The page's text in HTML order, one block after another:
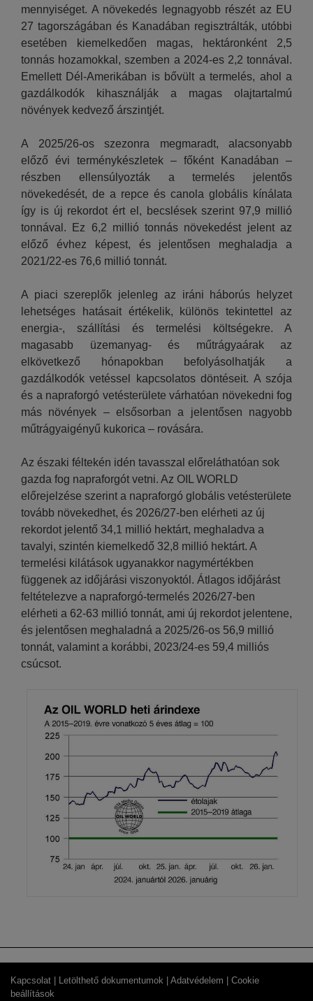
mennyiséget. A növekedés legnagyobb részét az EU
27 tagországában és Kanadában regisztrálták, utóbbi
esetében kiemelkedően magas, hektáronként 2,5
tonnás hozamokkal, szemben a 2024-es 2,2 tonnával.
Emellett Dél-Amerikában is bővült a termelés, ahol a
gazdálkodók kihasználják a magas olajtartalmú
növények kedvező árszintjét.
A 2025/26-os szezonra megmaradt, alacsonyabb
előző évi terménykészletek – főként Kanadában –
részben ellensúlyozták a termelés jelentős
növekedését, de a repce és canola globális kínálata
így is új rekordot ért el, becslések szerint 97,9 millió
tonnával. Ez 6,2 millió tonnás növekedést jelent az
előző évhez képest, és jelentősen meghaladja a
2021/22-es 76,6 millió tonnát.
A piaci szereplők jelenleg az iráni háborús helyzet
lehetséges hatásait értékelik, különös tekintettel az
energia-, szállítási és termelési költségekre. A
magasabb üzemanyag- és műtrágyaárak az
elkövetkező hónapokban befolyásolhatják a
gazdálkodók vetéssel kapcsolatos döntéseit. A szója
és a napraforgó vetésterülete várhatóan növekedni fog
más növények – elsősorban a jelentősen nagyobb
műtrágyaigényű kukorica – rovására.
Az északi féltekén idén tavasszal előreláthatóan sok
gazda fog napraforgót vetni. Az OIL WORLD
előrejelzése szerint a napraforgó globális vetésterülete
tovább növekedhet, és 2026/27-ben elérheti az új
rekordot jelentő 34,1 millió hektárt, meghaladva a
tavalyi, szintén kiemelkedő 32,8 millió hektárt. A
termelési kilátások ugyanakkor nagymértékben
függenek az időjárási viszonyoktól. Átlagos időjárást
feltételezve a napraforgó-termelés 2026/27-ben
elérheti a 62-63 millió tonnát, ami új rekordot jelentene,
és jelentősen meghaladná a 2025/26-os 56,9 millió
tonnát, valamint a korábbi, 2023/24-es 59,4 milliós
csúcsot.
Kapcsolat | Letölthető dokumentumok | Adatvédelem | Cookie
beállítások